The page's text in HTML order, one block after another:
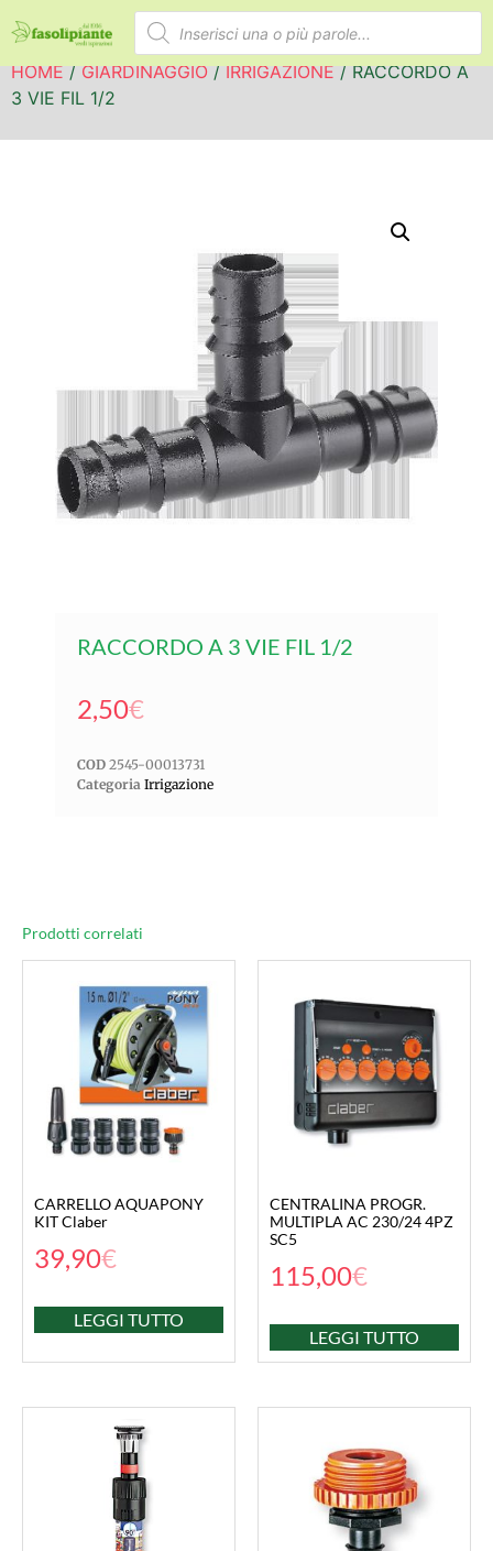
HOME/GIARDINAGGIO/IRRIGAZIONE/ RACCORDO A
3 VIE FIL 1/2
RACCORDO A 3 VIE FIL 1/2
2,50€
COD 2545-00013731
Categoria Irrigazione
Prodotti correlati
CARRELLO AQUAPONY
KIT Claber
39,90€
LEGGI TUTTO
CENTRALINA PROGR.
MULTIPLA AC 230/24 4PZ
SC5
115,00€
LEGGI TUTTO